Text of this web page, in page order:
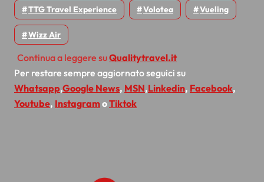
TTG Travel Experience Volotea Vueling
Wizz Air
Continua a leggere suQualitytravel.it
Per restare sempre aggiornato seguici su
Whatsapp,Google News, MSN,Linkedin, Facebook,
Youtube, InstagramoTiktok